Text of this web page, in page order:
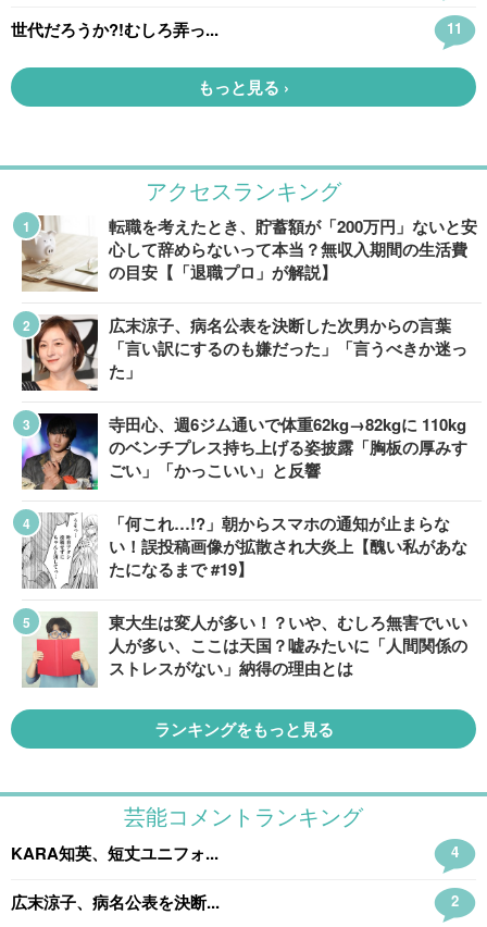
アクセスランキング
転職を考えたとき、貯蓄額が「200万円」ないと安
心して辞めらないって本当？無収入期間の生活費
の目安【「退職プロ」が解説】
広末涼子、病名公表を決断した次男からの言葉
「言い訳にするのも嫌だった」「言うべきか迷っ
た」
寺田心、週6ジム通いで体重62kg→82kgに 110kg
のベンチプレス持ち上げる姿披露「胸板の厚みす
ごい」「かっこいい」と反響
「何これ…!?」朝からスマホの通知が止まらな
い！誤投稿画像が拡散され大炎上【醜い私があな
たになるまで #19】
東大生は変人が多い！？いや、むしろ無害でいい
人が多い、ここは天国？嘘みたいに「人間関係の
ストレスがない」納得の理由とは
ランキングをもっと見る